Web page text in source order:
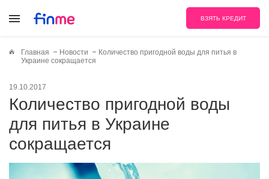
ВЗЯТЬ КРЕДИТ
Главная Новости
Количество пригодной воды для питья в
Украине сокращается
19.10.2017
Количество пригодной воды
для питья в Украине
сокращается